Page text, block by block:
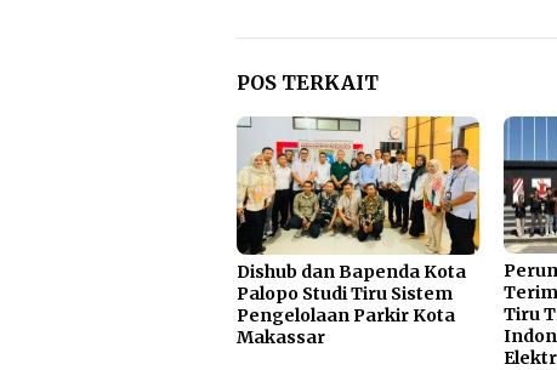
POS TERKAIT
Dishub dan Bapenda Kota
Palopo Studi Tiru Sistem
Pengelolaan Parkir Kota
Makassar
Tiru